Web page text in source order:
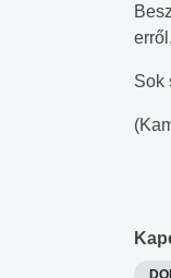
Sok